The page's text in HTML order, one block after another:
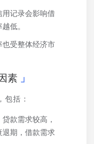
用记录会影响借
低。
也受整体经济市
素
包括：
款需求较高，
期，借款需求